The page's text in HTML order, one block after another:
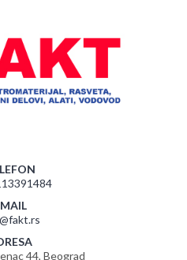
44, Beograd